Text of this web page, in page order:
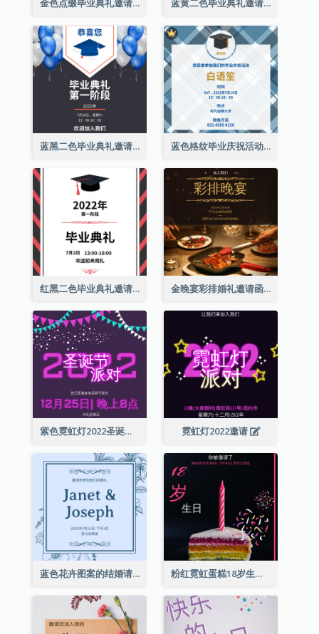
金色点缀毕业典礼邀请函 蓝黄二色毕业典礼邀请函
蓝黑二色毕业典礼邀请函 蓝色格纹毕业庆祝活动邀请函
红黑二色毕业典礼邀请函 金晚宴彩排婚礼邀请函
紫色霓虹灯2022圣诞晚会邀请函 霓虹灯2022邀请
蓝色花卉图案的结婚请柬 粉红霓虹蛋糕18岁生日请柬